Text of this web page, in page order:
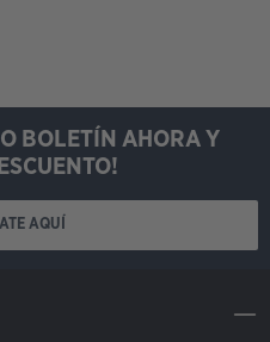
BOLETÍN AHORA Y
AQUÍ